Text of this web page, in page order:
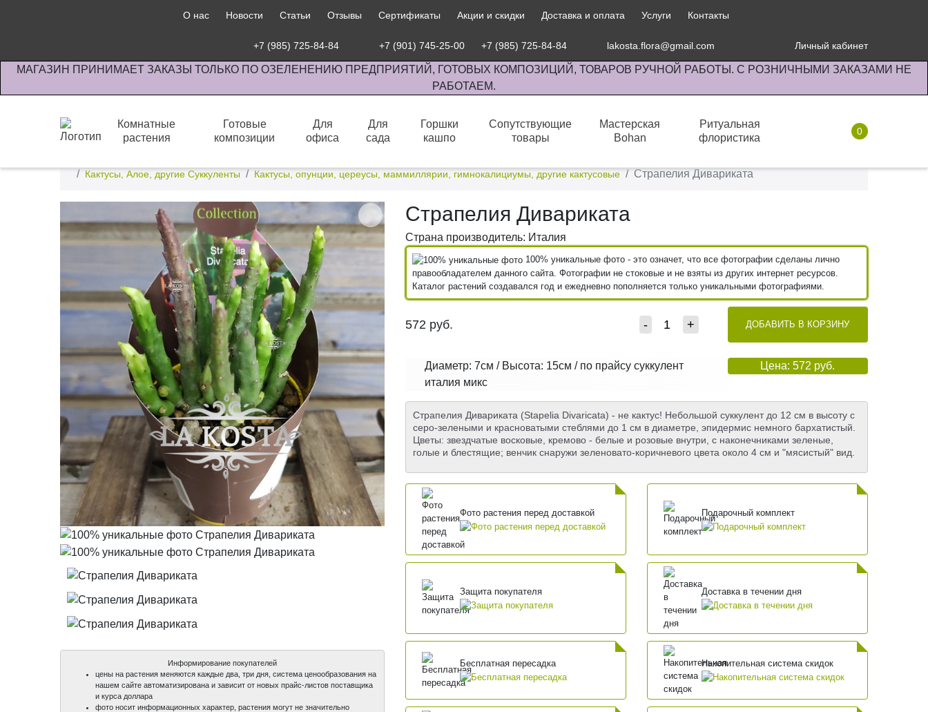
О нас Новости Статьи Отзывы Сертификаты Акции и скидки Доставка и оплата Услуги Контакты
+7 (985) 725-84-84 +7 (901) 745-25-00 +7 (985) 725-84-84 lakosta.flora@gmail.com Личный кабинет
МАГАЗИН ПРИНИМАЕТ ЗАКАЗЫ ТОЛЬКО ПО ОЗЕЛЕНЕНИЮ ПРЕДПРИЯТИЙ, ГОТОВЫХ КОМПОЗИЦИЙ, ТОВАРОВ РУЧНОЙ РАБОТЫ. С РОЗНИЧНЫМИ ЗАКАЗАМИ НЕ
РАБОТАЕМ.
Комнатные
растения
Готовые
композиции
Для
офиса
Для
сада
Горшки
кашпо
Сопутствующие
товары
Мастерская
Bohan
Ритуальная
флористика
0
Кактусы, Алое, другие Суккуленты
Кактусы, опунции, цереусы, маммиллярии, гимнокалициумы, другие кактусовые Страпелия Дивариката
Информирование покупателей
цены на растения меняются каждые два, три дня, система ценообразования на
нашем сайте автоматизирована и зависит от новых прайс-листов поставщика
и курса доллара
фото носит информационных характер, растения могут не значительно
Страпелия Дивариката
Страна производитель: Италия
100% уникальные фото - это означет, что все фотографии сделаны лично
правообладателем данного сайта. Фотографии не стоковые и не взяты из других интернет ресурсов.
Каталог растений создавался год и ежедневно пополняется только уникальными фотографиями.
572 руб. - + ДОБАВИТЬ В КОРЗИНУ
Диаметр: 7см / Высота: 15см / по прайсу суккулент
италия микс
Цена: 572 руб.
Страпелия Дивариката (Stapelia Divaricata) - не кактус! Небольшой суккулент до 12 см в высоту с
серо-зелеными и красноватыми стеблями до 1 см в диаметре, эпидермис немного бархатистый.
Цветы: звездчатые восковые, кремово - белые и розовые внутри, с наконечниками зеленые,
голые и блестящие; венчик снаружи зеленовато-коричневого цвета около 4 см и "мясистый" вид.
Фото растения перед доставкой Подарочный комплект
Защита покупателя Доставка в течении дня
Бесплатная пересадка Накопительная система скидок